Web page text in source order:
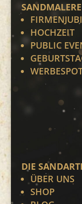
HOCHZEIT
PUBLIC
DIE
ÜBER UNS
SHOP